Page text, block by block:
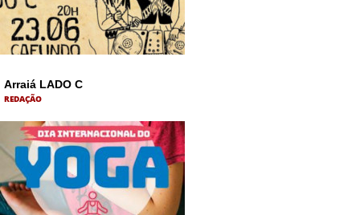
Arraiá LADO C
REDAÇÃO